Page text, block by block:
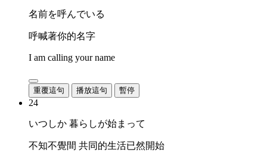
名前を呼んでいる
呼喊著你的名字
I am calling your name
重覆這句 播放這句 暫停
24
いつしか 暮らしが始まって
不知不覺間 共同的生活已然開始